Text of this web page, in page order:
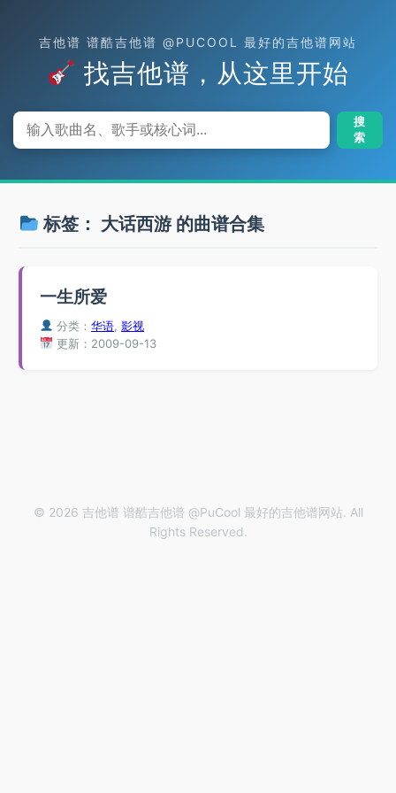
吉他谱 谱酷吉他谱 @PUCOOL 最好的吉他谱网站
找吉他谱，从这里开始
搜
索
标签： 大话西游的曲谱合集
一生所爱
分类：华语 ,影视
更新：2009-09-13
© 2026 吉他谱 谱酷吉他谱 @PuCool 最好的吉他谱网站. All
Rights Reserved.